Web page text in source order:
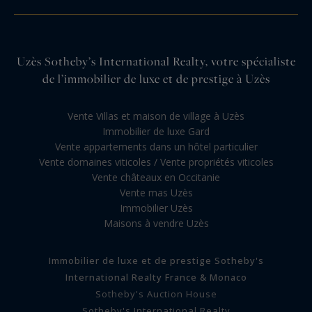
Uzès Sotheby’s International Realty, votre spécialiste
de l’immobilier de luxe et de prestige à Uzès
Vente Villas et maison de village à Uzès
Immobilier de luxe Gard
Vente appartements dans un hôtel particulier
Vente domaines viticoles / Vente propriétés viticoles
Vente châteaux en Occitanie
Vente mas Uzès
Immobilier Uzès
Maisons à vendre Uzès
Immobilier de luxe et de prestige Sotheby's
International Realty France & Monaco
Sotheby's Auction House